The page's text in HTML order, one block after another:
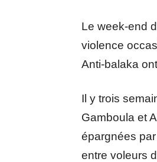
Le week-end
violence
Anti-balaka
Il y trois
Gamboula et
épargnées
entre voleurs